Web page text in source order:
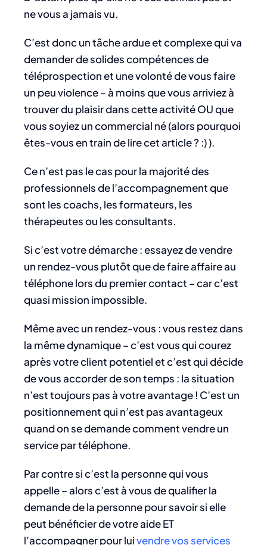
ne vous a jamais vu.
C’est donc un tâche ardue et complexe qui va
demander de solides compétences de
téléprospection et une volonté de vous faire
un peu violence – à moins que vous arriviez à
trouver du plaisir dans cette activité OU que
vous soyiez un commercial né (alors pourquoi
êtes-vous en train de lire cet article ? :) ).
Ce n’est pas le cas pour la majorité des
professionnels de l’accompagnement que
sont les coachs, les formateurs, les
thérapeutes ou les consultants.
Si c’est votre démarche : essayez de vendre
un rendez-vous plutôt que de faire affaire au
téléphone lors du premier contact – car c’est
quasi mission impossible.
Même avec un rendez-vous : vous restez dans
la même dynamique – c’est vous qui courez
après votre client potentiel et c’est qui décide
de vous accorder de son temps : la situation
n’est toujours pas à votre avantage ! C’est un
positionnement qui n’est pas avantageux
quand on se demande comment vendre un
service par téléphone.
Par contre si c’est la personne qui vous
appelle – alors c’est à vous de qualifier la
demande de la personne pour savoir si elle
peut bénéficier de votre aide ET
l’accompagner pour luivendre vos services